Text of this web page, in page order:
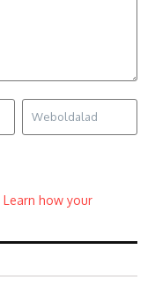
Learn how your